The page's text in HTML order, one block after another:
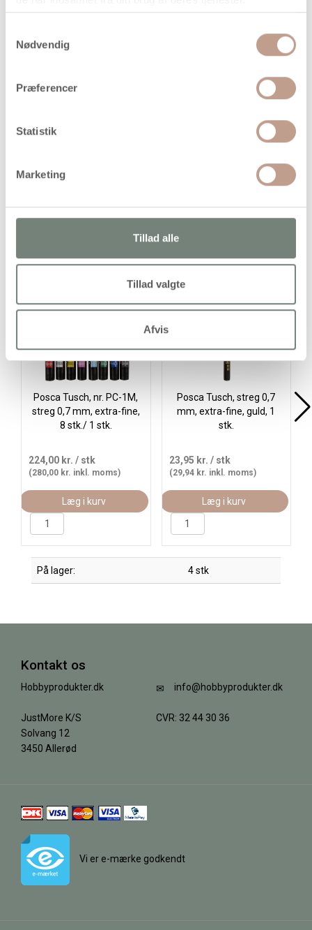
Nødvendig
Præferencer
Statistik
Marketing
Tillad alle
Tillad valgte
Afvis
Levering: 1-3 hverdage
pumpespids. Velegnet til alverdens overflader. Tørrer mat
Alternativer
Posca Tusch, nr. PC-1M,
streg 0,7 mm, extra-fine,
8 stk./ 1 stk.
224,00 kr. / stk
(280,00 kr. inkl. moms)
Læg i kurv
Posca Tusch, streg 0,7
mm, extra-fine, guld, 1
stk.
23,95 kr. / stk
(29,94 kr. inkl. moms)
Læg i kurv
På lager: 4 stk
Kontakt os
Hobbyprodukter.dk
JustMore K/S
Solvang 12
3450 Allerød
info@hobbyprodukter.dk
CVR: 32 44 30 36
Vi er e-mærke godkendt